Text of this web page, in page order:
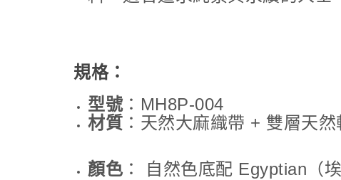
規格：
型號：MH8P-004
材質 ：天然大麻織帶 + 雙層天
顏色 ： 自然色底配 Egyptian（